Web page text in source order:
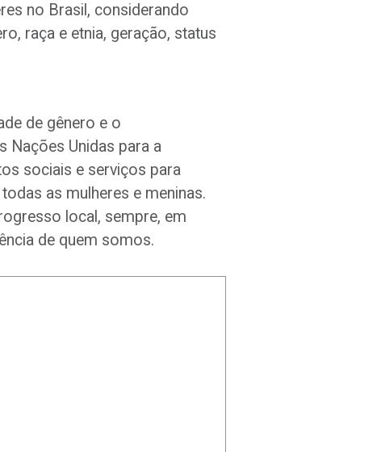
no Brasil, considerando
raça e etnia, geração, status
de gênero e o
Nações Unidas para a
sociais e serviços para
as mulheres e meninas.
local, sempre, em
de quem somos.